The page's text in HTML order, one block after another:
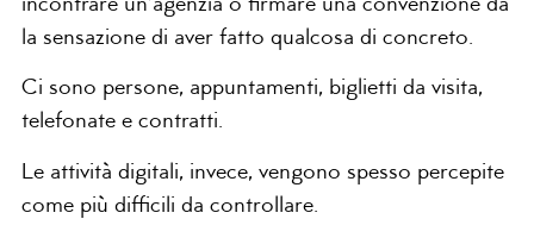
incontrare un’agenzia o firmare una convenzione dà
la sensazione di aver fatto qualcosa di concreto.
Ci sono persone, appuntamenti, biglietti da visita,
telefonate e contratti.
Le attività digitali, invece, vengono spesso percepite
come più difficili da controllare.